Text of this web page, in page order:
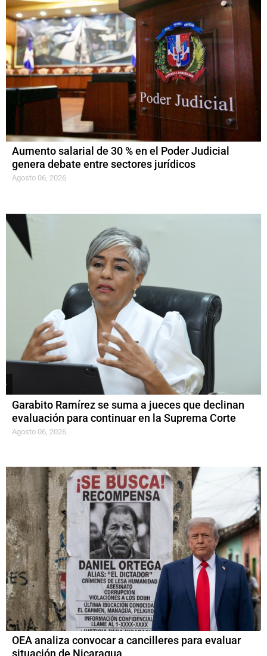
Aumento salarial de 30 % en el Poder Judicial
genera debate entre sectores jurídicos
Agosto 06, 2026
Garabito Ramírez se suma a jueces que declinan
evaluación para continuar en la Suprema Corte
Agosto 06, 2026
OEA analiza convocar a cancilleres para evaluar
situación de Nicaragua